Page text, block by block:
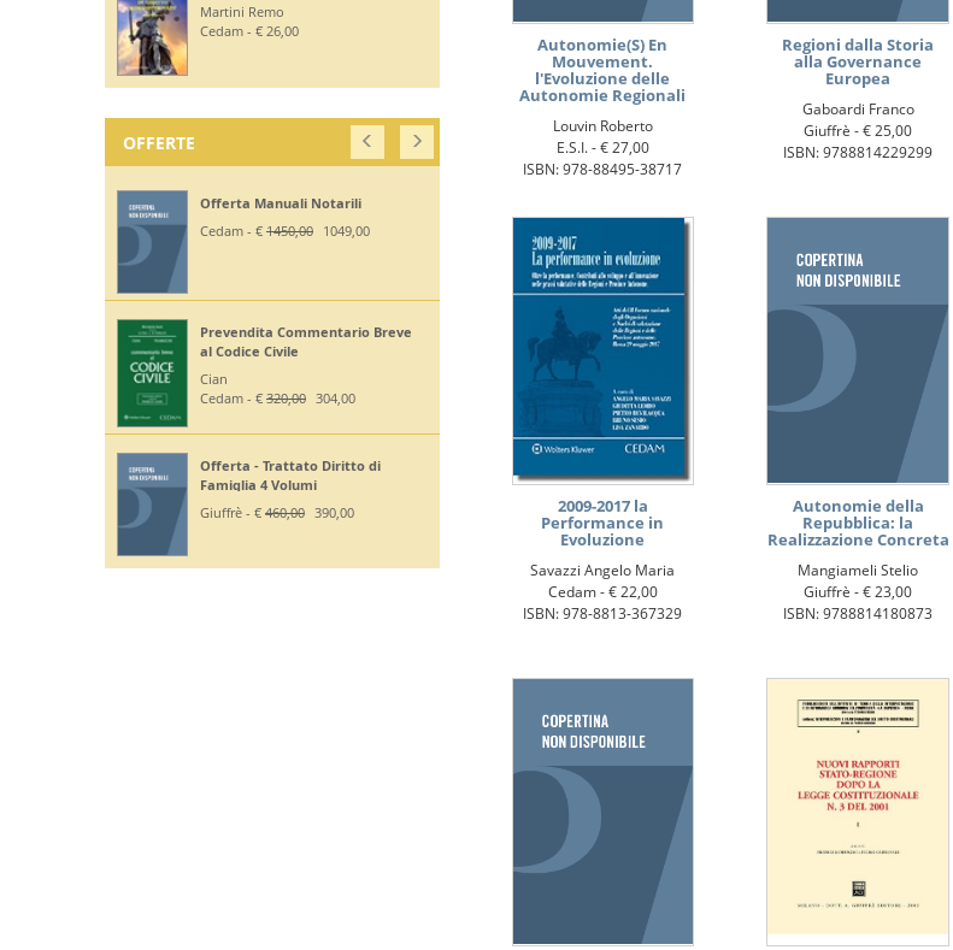
Autonomie(S) En
Mouvement.
l'Evoluzione delle
Autonomie Regionali
Louvin Roberto
E.S.I. -€ 27,00
ISBN: 978-88495-38717
Regioni dalla Storia
alla Governance
Europea
Gaboardi Franco
Giuffrè -€ 25,00
ISBN: 9788814229299
2009-2017 la
Performance in
Evoluzione
Savazzi Angelo Maria
Cedam -€ 22,00
ISBN: 978-8813-367329
Autonomie della
Repubblica: la
Realizzazione Concreta
Mangiameli Stelio
Giuffrè -€ 23,00
ISBN: 9788814180873
Martini Remo
Cedam - € 26,00
OFFERTE
Offerta Manuali Notarili
Cedam - € 1450,00 1049,00
Prevendita Commentario Breve
al Codice Civile
Cian
Cedam - € 320,00 304,00
Offerta - Trattato Diritto di
Famiglia 4 Volumi
Giuffrè - € 460,00 390,00